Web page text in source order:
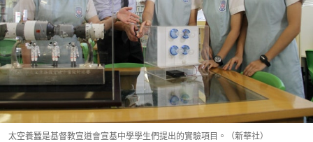
太空養蠶是基督教宣道會宣基中學學生們提出的實驗項目。（新華社）